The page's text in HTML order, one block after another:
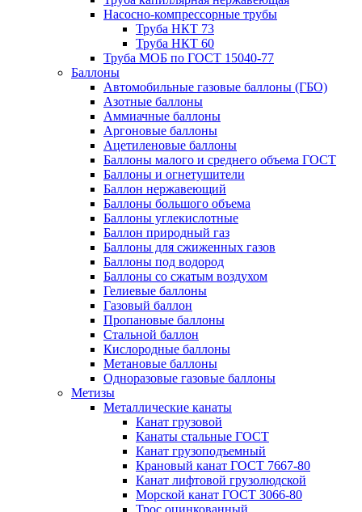
Насосно-компрессорные трубы
Труба НКТ 73
Труба НКТ 60
Труба МОБ по ГОСТ 15040-77
Баллоны
Автомобильные газовые баллоны (ГБО)
Азотные баллоны
Аммиачные баллоны
Аргоновые баллоны
Ацетиленовые баллоны
Баллоны малого и среднего объема ГОСТ
Баллоны и огнетушители
Баллон нержавеющий
Баллоны большого объема
Баллоны углекислотные
Баллон природный газ
Баллоны для сжиженных газов
Баллоны под водород
Баллоны со сжатым воздухом
Гелиевые баллоны
Газовый баллон
Пропановые баллоны
Стальной баллон
Кислородные баллоны
Метановые баллоны
Одноразовые газовые баллоны
Метизы
Металлические канаты
Канат грузовой
Канаты стальные ГОСТ
Канат грузоподъемный
Крановый канат ГОСТ 7667-80
Канат лифтовой грузолюдской
Морской канат ГОСТ 3066-80
Трос оцинкованный